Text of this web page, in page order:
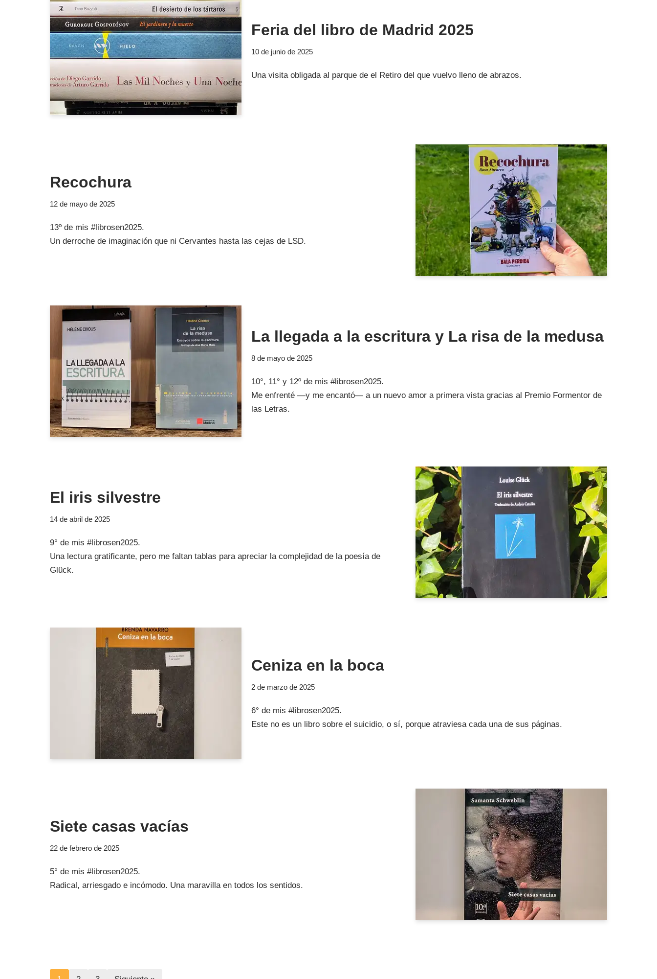
Feria del libro de Madrid 2025
10 de junio de 2025
Una visita obligada al parque de el Retiro del que vuelvo lleno de abrazos.
Recochura
12 de mayo de 2025
13º de mis #librosen2025.
Un derroche de imaginación que ni Cervantes hasta las cejas de LSD.
La llegada a la escritura y La risa de la medusa
8 de mayo de 2025
10°, 11° y 12º de mis #librosen2025.
Me enfrenté —y me encantó— a un nuevo amor a primera vista gracias al Premio Formentor de
las Letras.
El iris silvestre
14 de abril de 2025
9° de mis #librosen2025.
Una lectura gratificante, pero me faltan tablas para apreciar la complejidad de la poesía de
Glück.
Ceniza en la boca
2 de marzo de 2025
6° de mis #librosen2025.
Este no es un libro sobre el suicidio, o sí, porque atraviesa cada una de sus páginas.
Siete casas vacías
22 de febrero de 2025
5° de mis #librosen2025.
Radical, arriesgado e incómodo. Una maravilla en todos los sentidos.